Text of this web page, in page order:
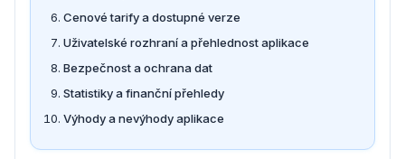
Cenové tarify a dostupné verze
Uživatelské rozhraní a přehlednost aplikace
Bezpečnost a ochrana dat
Statistiky a finanční přehledy
Výhody a nevýhody aplikace